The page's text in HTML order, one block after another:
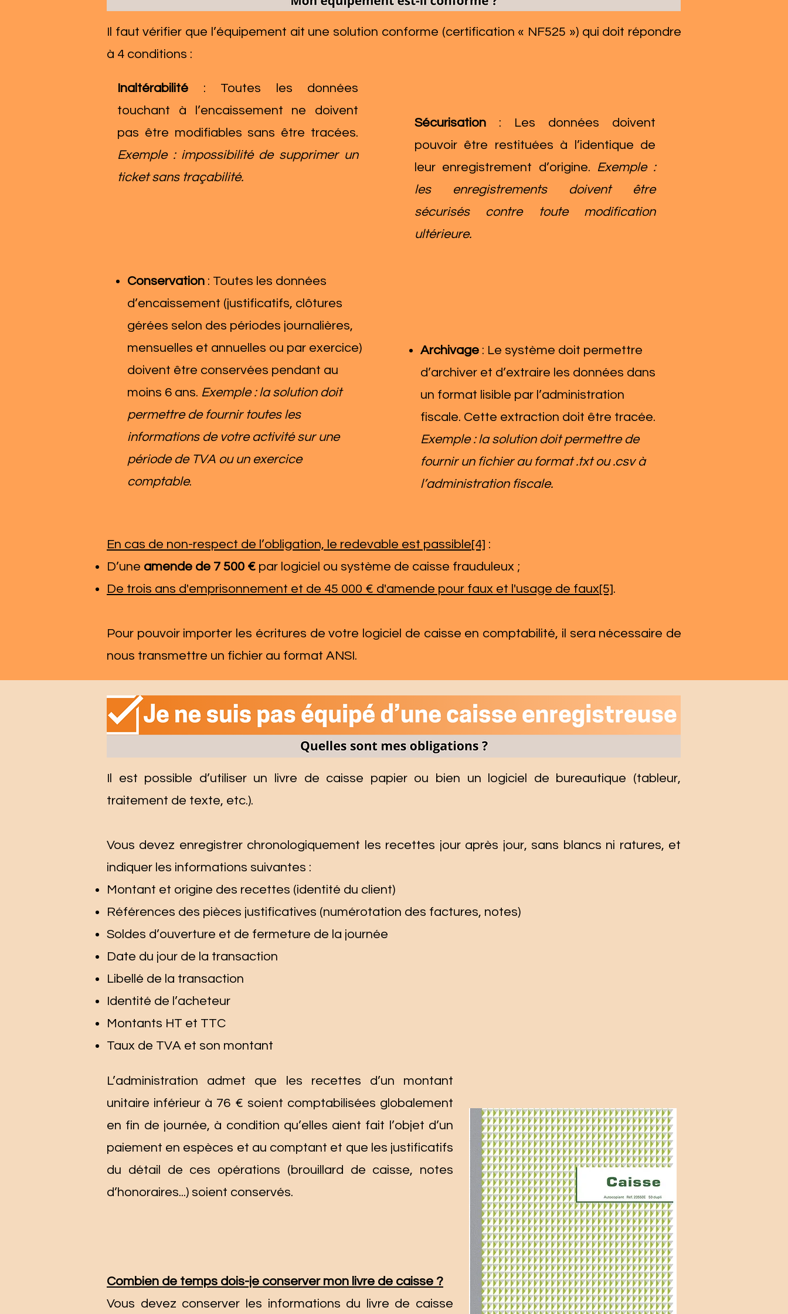
Il faut vérifier que l’équipement ait une solution conforme (certification « NF525 ») qui doit répondre
à 4 conditions :​​
En cas de non-respect de l’obligation, le redevable est passible[4] :
D’une amende de 7 500 € par logiciel ou système de caisse frauduleux ;
De trois ans d'emprisonnement et de 45 000 € d'amende pour faux et l'usage de faux[5].
​Pour pouvoir importer les écritures de votre logiciel de caisse en comptabilité, il sera nécessaire de
nous transmettre un fichier au format ANSI.
Inaltérabilité : Toutes les données
touchant à l’encaissement ne doivent
pas être modifiables sans être tracées.
Exemple : impossibilité de supprimer un
ticket sans traçabilité.
Sécurisation : Les données doivent
pouvoir être restituées à l’identique de
leur enregistrement d’origine. Exemple :
les enregistrements doivent être
sécurisés contre toute modification
ultérieure.
Conservation : Toutes les données
d’encaissement (justificatifs, clôtures
gérées selon des périodes journalières,
mensuelles et annuelles ou par exercice)
doivent être conservées pendant au
moins 6 ans. Exemple : la solution doit
permettre de fournir toutes les
informations de votre activité sur une
période de TVA ou un exercice
comptable.
Archivage : Le système doit permettre
d’archiver et d’extraire les données dans
un format lisible par l’administration
fiscale. Cette extraction doit être tracée.
Exemple : la solution doit permettre de
fournir un fichier au format .txt ou .csv à
l’administration fiscale.
Il est possible d’utiliser un livre de caisse papier ou bien un logiciel de bureautique (tableur,
traitement de texte, etc.).
Vous devez enregistrer chronologiquement les recettes jour après jour, sans blancs ni ratures, et
indiquer les informations suivantes :
Montant et origine des recettes (identité du client)
Références des pièces justificatives (numérotation des factures, notes)
Soldes d’ouverture et de fermeture de la journée
Date du jour de la transaction
Libellé de la transaction
Identité de l’acheteur
Montants HT et TTC
Taux de TVA et son montant
L’administration admet que les recettes d’un montant
unitaire inférieur à 76 € soient comptabilisées globalement
en fin de journée, à condition qu’elles aient fait l’objet d’un
paiement en espèces et au comptant et que les justificatifs
du détail de ces opérations (brouillard de caisse, notes
d’honoraires...) soient conservés.
Combien de temps dois-je conserver mon livre de caisse ?
Vous devez conserver les informations du livre de caisse